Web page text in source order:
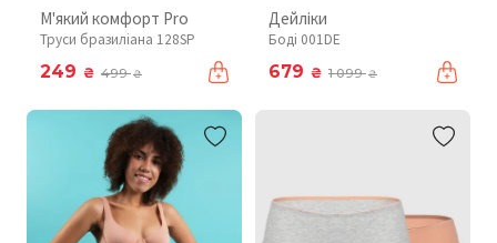
М'який комфорт Pro
Труси бразиліана 128SP
249 ₴ 499₴
Дейліки
Боді 001DE
679 ₴ 1 099₴